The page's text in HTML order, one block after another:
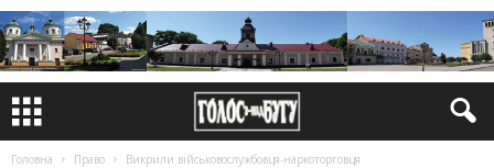
Головна Право Викрили військовослужбовця-наркоторговця